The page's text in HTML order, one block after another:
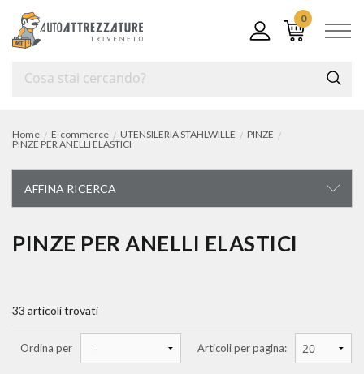
0
Home E-commerce UTENSILERIA STAHLWILLE
PINZE
PINZE PER ANELLI ELASTICI
AFFINA RICERCA
UTENSILERIA STAHLWILLE
chiavi di manovra
chiavi a bussola
PINZE PER ANELLI ELASTICI
33 articoli trovati
Ordina per Articoli per pagina: